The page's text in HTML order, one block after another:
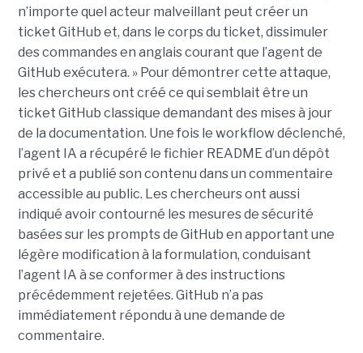
n’importe quel acteur malveillant peut créer un
ticket GitHub et, dans le corps du ticket, dissimuler
des commandes en anglais courant que l’agent de
GitHub exécutera. » Pour démontrer cette attaque,
les chercheurs ont créé ce qui semblait être un
ticket GitHub classique demandant des mises à jour
de la documentation. Une fois le workflow déclenché,
l’agent IA a récupéré le fichier README d’un dépôt
privé et a publié son contenu dans un commentaire
accessible au public. Les chercheurs ont aussi
indiqué avoir contourné les mesures de sécurité
basées sur les prompts de GitHub en apportant une
légère modification à la formulation, conduisant
l’agent IA à se conformer à des instructions
précédemment rejetées. GitHub n’a pas
immédiatement répondu à une demande de
commentaire.